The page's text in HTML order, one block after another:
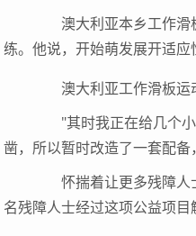
澳大利亚本乡工作滑板
练。他说，开始萌发展开适应
澳大利亚工作滑板运
"其时我正在给几个小
凿，所以暂时改造了一套配
怀揣着让更多残障人士
名残障人士经过这项公益项